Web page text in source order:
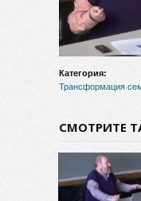
Категория:
Трансформация
СМОТРИТЕ